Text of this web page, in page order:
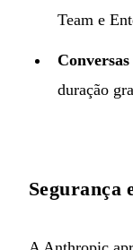
Team e
duração
Segurança